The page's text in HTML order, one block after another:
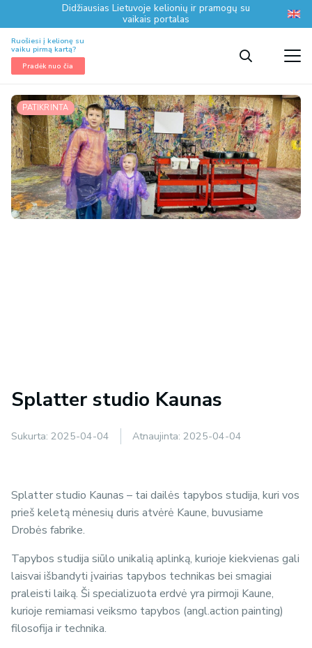
Didžiausias Lietuvoje kelionių ir pramogų su
vaikais portalas
Ruošiesi į kelionę su
vaiku pirmą kartą?
Pradėk nuo čia
PATIKRINTA
Splatter studio Kaunas
Sukurta: 2025-04-04 Atnaujinta: 2025-04-04
Splatter studio Kaunas – tai dailės tapybos studija, kuri vos
prieš keletą mėnesių duris atvėrė Kaune, buvusiame
Drobės fabrike.
Tapybos studija siūlo unikalią aplinką, kurioje kiekvienas gali
laisvai išbandyti įvairias tapybos technikas bei smagiai
praleisti laiką. Ši specializuota erdvė yra pirmoji Kaune,
kurioje remiamasi veiksmo tapybos (angl.action painting)
filosofija ir technika.